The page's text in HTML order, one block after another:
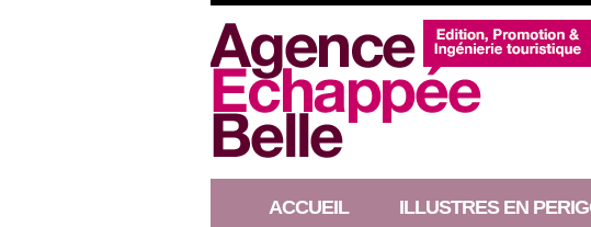
ACCUEIL ILLUSTRES EN